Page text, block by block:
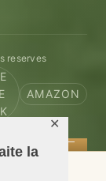
la
✕
reserves
AMAZON